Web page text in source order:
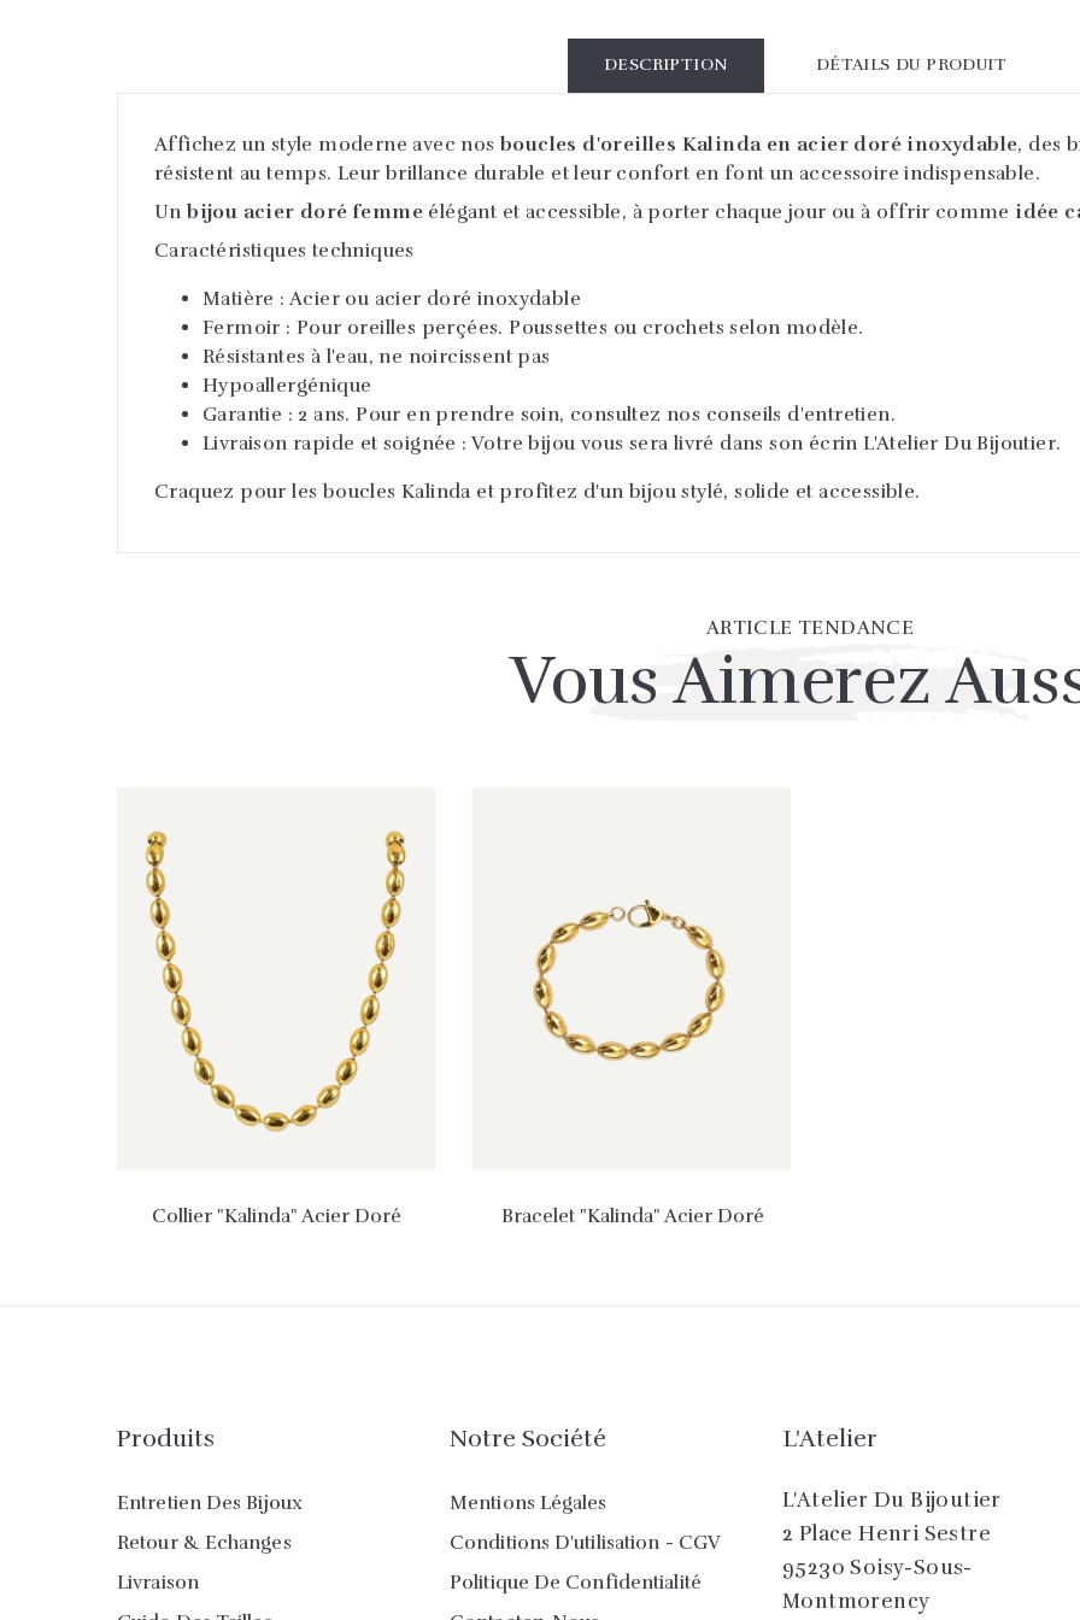
DESCRIPTION DÉTAILS DU PRODUIT
Affichez un style moderne avec nosboucles d'oreilles Kalinda en acier doré inoxydable, des
résistent au temps. Leur brillance durable et leur confort en font un accessoire indispensable.
Unbijou acier doré femme élégant et accessible, à porter chaque jour ou à offrir commeidée
Caractéristiques techniques
Matière : Acier ou acier doré inoxydable
Fermoir : Pour oreilles perçées. Poussettes ou crochets selon modèle.
Résistantes à l'eau, ne noircissent pas
Hypoallergénique
Garantie : 2 ans. Pour en prendre soin, consultez nos conseils d'entretien.
Livraison rapide et soignée : Votre bijou vous sera livré dans son écrin L'Atelier Du Bijoutier.
Craquez pour les boucles Kalinda et profitez d'un bijou stylé, solide et accessible.
ARTICLE TENDANCE
Vous Aimerez
Collier "Kalinda" Acier Doré Bracelet "Kalinda" Acier Doré
Produits
Entretien Des Bijoux
Retour & Echanges
Livraison
Notre Société
Mentions Légales
Conditions D'utilisation - CGV
Politique De Confidentialité
L'Atelier
L'Atelier Du Bijoutier
2 Place Henri Sestre
95230 Soisy-Sous-
Montmorency